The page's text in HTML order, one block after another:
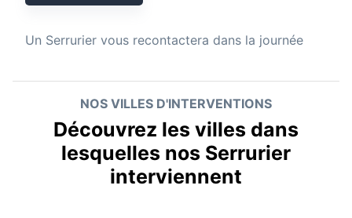
Un Serrurier vous recontactera dans la journée
NOS VILLES D'INTERVENTIONS
Découvrez les villes dans
lesquelles nos Serrurier
interviennent